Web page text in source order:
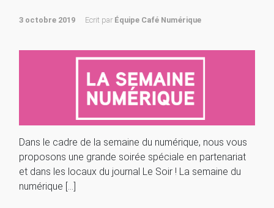
3 octobre 2019 Ecrit par Équipe Café Numérique
Dans le cadre de la semaine du numérique, nous vous
proposons une grande soirée spéciale en partenariat
et dans les locaux du journal Le Soir ! La semaine du
numérique […]